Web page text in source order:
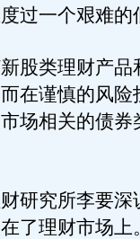
过一个艰难的
类理财产品
在谨慎的风险
场相关的债券
究所李要深
了理财市场上